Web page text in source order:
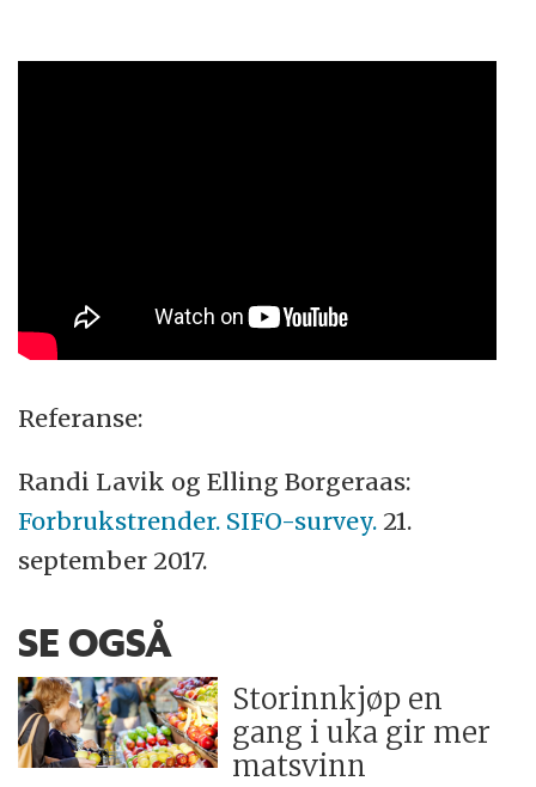
Referanse:
Randi Lavik og Elling Borgeraas:
Forbrukstrender. SIFO-survey. 21.
september 2017.
SE OGSÅ
Storinnkjøp en
gang i uka gir mer
matsvinn